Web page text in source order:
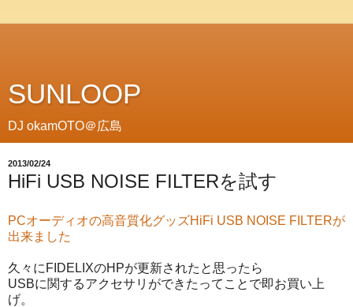
SUNLOOP
DJ okamOTO＠広島
2013/02/24
HiFi USB NOISE FILTERを試す
PCオーディオの高音質化グッズHiFi USB NOISE FILTERが
出来ました
久々にFIDELIXのHPが更新されたと思ったら
USBに関するアクセサリができたってことで即お買い上
げ。